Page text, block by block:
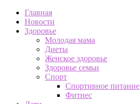
Главная
Новости
Здоровье
Молодая мама
Диеты
Женское здоровье
Здоровье семьи
Спорт
Спортивное питание
Фитнес